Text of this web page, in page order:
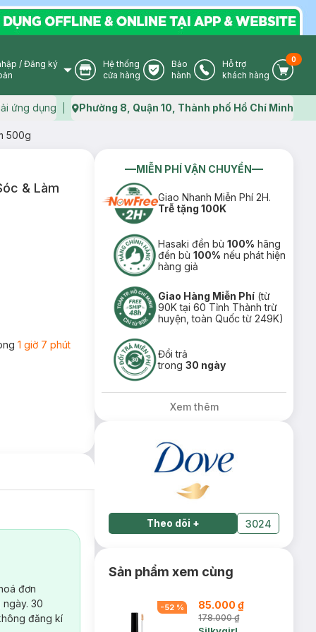
User Icon
/ Đăng ký
Store Icon
Hệ thống
cửa hàng
Warranty Icon
Bảo
hành
Phone Icon
Hỗ trợ
khách hàng
Cart
0
ứng dụng Map icon
Phường 8, Quận 10, Thành phố Hồ Chí Minh
500g
& Làm
1 giờ 7 phút
đơn
30
đăng kí
MIỄN PHÍ VẬN CHUYỂN
Giao Nhanh Miễn Phí 2H.
Trễ tặng 100K
Hasaki đền bù100% hãng
đền bù100% nếu phát hiện
hàng giả
Giao Hàng Miễn Phí (từ
90K tại 60 Tỉnh Thành trừ
huyện, toàn Quốc từ 249K)
Đổi trả
trong30 ngày
Xem thêm
Theo dõi + 3024
Sản phẩm xem cùng
-52 % 85.000 ₫
178.000 ₫